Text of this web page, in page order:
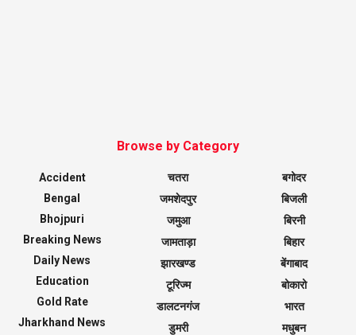
Browse by Category
Accident
Bengal
Bhojpuri
Breaking News
Daily News
Education
Gold Rate
Jharkhand News
चतरा
जमशेदपुर
जमुआ
जामताड़ा
झारखण्ड
टूरिज्म
डालटनगंज
डुमरी
बगोदर
बिजली
बिरनी
बिहार
बेंगाबाद
बोकारो
भारत
मधुबन